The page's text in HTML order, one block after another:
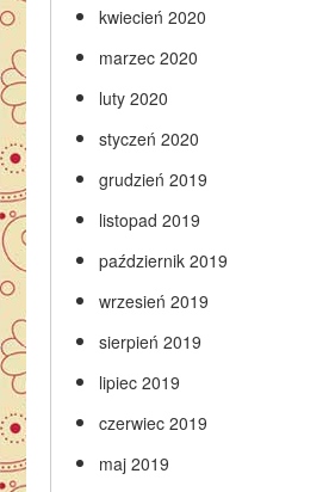
kwiecień 2020
marzec 2020
luty 2020
styczeń 2020
grudzień 2019
listopad 2019
październik 2019
wrzesień 2019
sierpień 2019
lipiec 2019
czerwiec 2019
maj 2019